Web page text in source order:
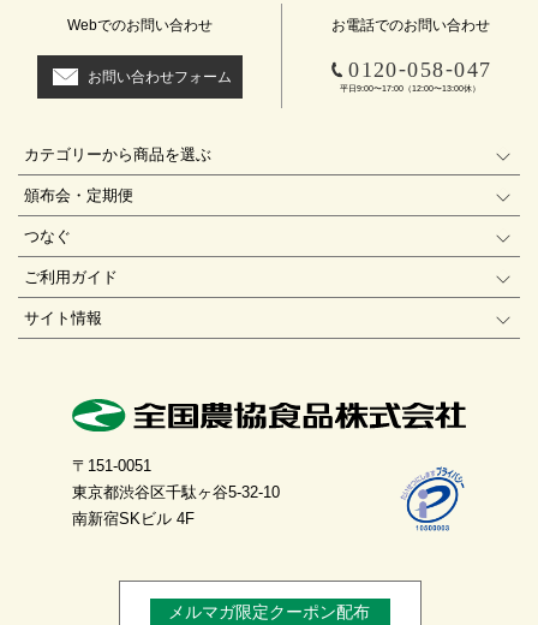
Webでのお問い合わせ
お問い合わせフォーム
お電話でのお問い合わせ
0120-058-047
平日9:00〜17:00（12:00〜13:00休）
カテゴリーから商品を選ぶ
頒布会・定期便
つなぐ
ご利用ガイド
サイト情報
〒151-0051
東京都渋谷区千駄ヶ谷5-32-10
南新宿SKビル 4F
メルマガ限定クーポン配布